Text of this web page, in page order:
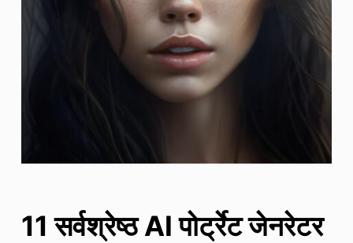
11 सर्वश्रेष्ठ AI पोर्ट्रेट जेनरेटर